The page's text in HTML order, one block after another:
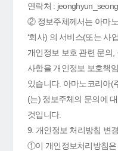
연락처 :
② 정보주체께서는 아마노
‘회사) 의 서비스(또는 사
개인정보 보호 관련 문의
사항을 개인정보 보호책
있습니다. 아마노코리아(
(는) 정보주체의 문의에
것입니다.
9. 개인정보 처리방침 변경
①이 개인정보처리방침은